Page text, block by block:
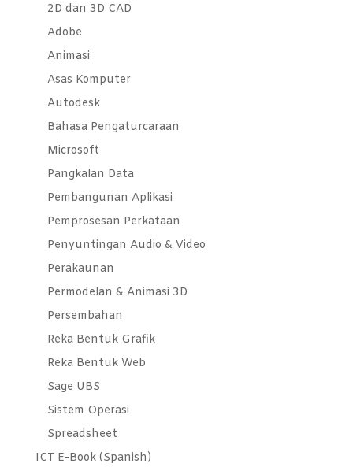
2D dan 3D CAD
Adobe
Animasi
Asas Komputer
Autodesk
Bahasa Pengaturcaraan
Microsoft
Pangkalan Data
Pembangunan Aplikasi
Pemprosesan Perkataan
Penyuntingan Audio & Video
Perakaunan
Permodelan & Animasi 3D
Persembahan
Reka Bentuk Grafik
Reka Bentuk Web
Sage UBS
Sistem Operasi
Spreadsheet
ICT E-Book (Spanish)